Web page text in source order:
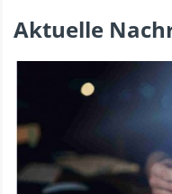
Aktuelle